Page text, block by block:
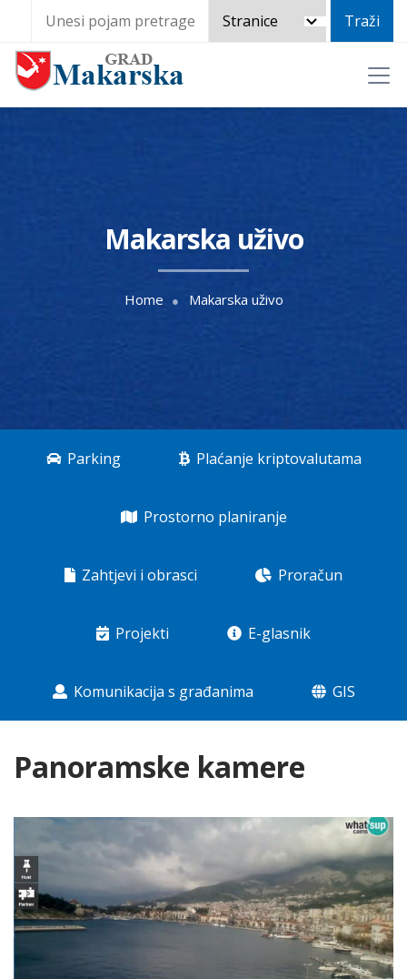
Makarska uživo
Home Makarska uživo
Parking Plaćanje kriptovalutama
Prostorno planiranje
Zahtjevi i obrasci Proračun
Projekti E-glasnik
Komunikacija s građanima GIS
Panoramske kamere